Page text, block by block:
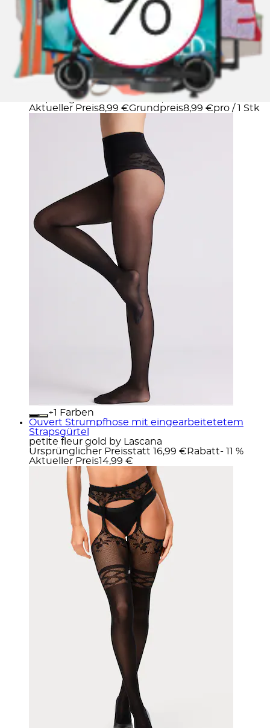
Shaping-Strumpfhose »SHAPING TIGHTS BASIC
COLLECTION« 40 mit Spitzenhöschen-Optik,...
YSABEL MORA
Ursprünglicher Preis UVP 10,95 € Rabatt
Aktueller Preis8,99 €Grundpreis8,99 €pro / 1 Stk
+
Farben
Ouvert Strumpfhose mit eingearbeitetetem
Strapsgürtel
petite fleur gold by Lascana
Ursprünglicher Preisstatt 16,99 € Rabatt- 11 %
Aktueller Preis14,99 €